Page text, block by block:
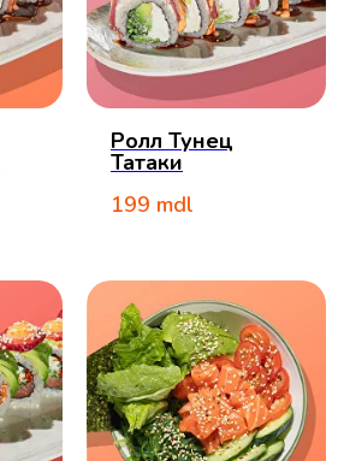
Ролл Тунец
Татаки
199 mdl